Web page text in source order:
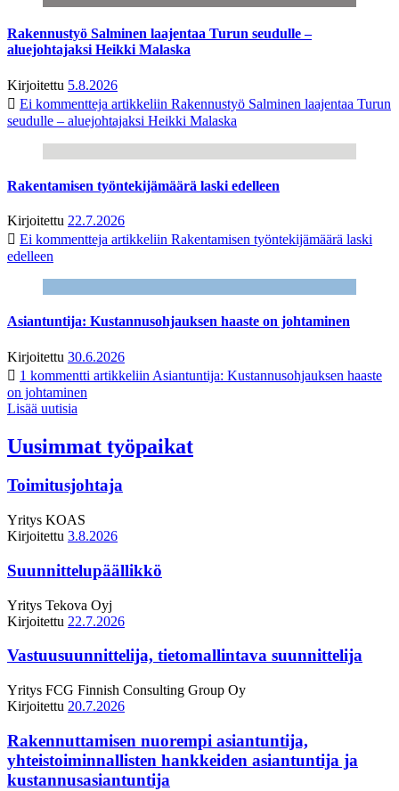
Rakennustyö Salminen laajentaa Turun seudulle –
aluejohtajaksi Heikki Malaska
Kirjoitettu 5.8.2026
Ei kommentteja artikkeliin Rakennustyö Salminen laajentaa Turun
seudulle – aluejohtajaksi Heikki Malaska
Rakentamisen työntekijämäärä laski edelleen
Kirjoitettu 22.7.2026
Ei kommentteja artikkeliin Rakentamisen työntekijämäärä laski
edelleen
Asiantuntija: Kustannusohjauksen haaste on johtaminen
Kirjoitettu 30.6.2026
1 kommentti artikkeliin Asiantuntija: Kustannusohjauksen haaste
on johtaminen
Lisää uutisia
Uusimmat työpaikat
Toimitusjohtaja
Yritys KOAS
Kirjoitettu 3.8.2026
Suunnittelupäällikkö
Yritys Tekova Oyj
Kirjoitettu 22.7.2026
Vastuusuunnittelija, tietomallintava suunnittelija
Yritys FCG Finnish Consulting Group Oy
Kirjoitettu 20.7.2026
Rakennuttamisen nuorempi asiantuntija,
yhteistoiminnallisten hankkeiden asiantuntija ja
kustannusasiantuntija